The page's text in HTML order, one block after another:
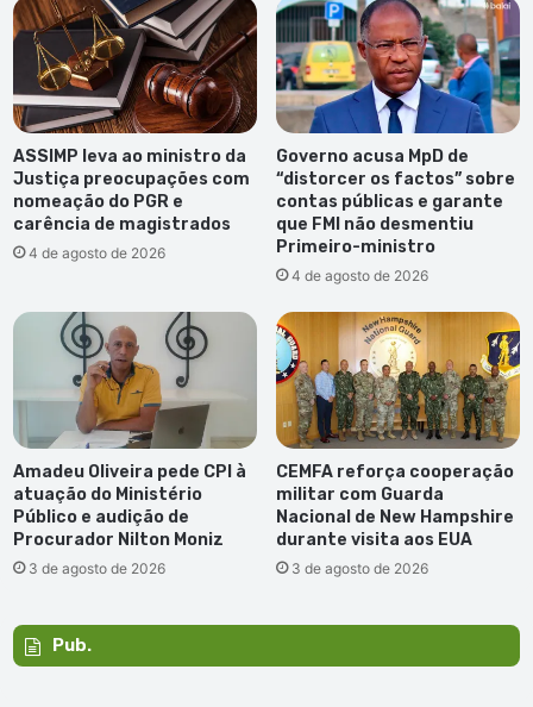
ASSIMP leva ao ministro da
Justiça preocupações com
nomeação do PGR e
carência de magistrados
4 de agosto de 2026
Governo acusa MpD de
“distorcer os factos” sobre
contas públicas e garante
que FMI não desmentiu
Primeiro-ministro
4 de agosto de 2026
Amadeu Oliveira pede CPI à
atuação do Ministério
Público e audição de
Procurador Nilton Moniz
3 de agosto de 2026
CEMFA reforça cooperação
militar com Guarda
Nacional de New Hampshire
durante visita aos EUA
3 de agosto de 2026
Pub.